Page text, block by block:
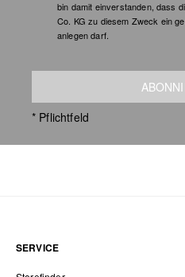
bin damit einverstanden, dass
Co. KG zu diesem Zweck ein
anlegen darf.
* Pflichtfeld
SERVICE